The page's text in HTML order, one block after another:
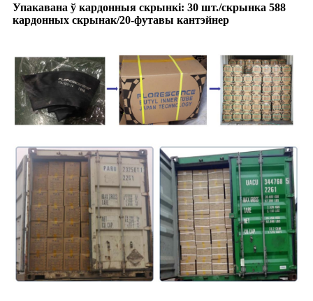
Упакавана ў кардонныя скрынкі: 30 шт./скрынка 588
кардонных скрынак/20-футавы кантэйнер